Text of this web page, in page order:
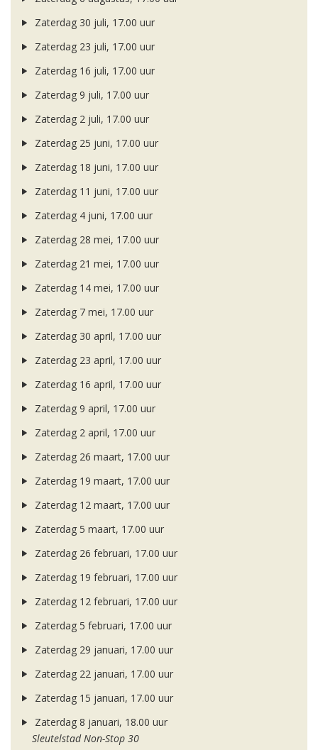
Zaterdag 30 juli, 17.00 uur
Zaterdag 23 juli, 17.00 uur
Zaterdag 16 juli, 17.00 uur
Zaterdag 9 juli, 17.00 uur
Zaterdag 2 juli, 17.00 uur
Zaterdag 25 juni, 17.00 uur
Zaterdag 18 juni, 17.00 uur
Zaterdag 11 juni, 17.00 uur
Zaterdag 4 juni, 17.00 uur
Zaterdag 28 mei, 17.00 uur
Zaterdag 21 mei, 17.00 uur
Zaterdag 14 mei, 17.00 uur
Zaterdag 7 mei, 17.00 uur
Zaterdag 30 april, 17.00 uur
Zaterdag 23 april, 17.00 uur
Zaterdag 16 april, 17.00 uur
Zaterdag 9 april, 17.00 uur
Zaterdag 2 april, 17.00 uur
Zaterdag 26 maart, 17.00 uur
Zaterdag 19 maart, 17.00 uur
Zaterdag 12 maart, 17.00 uur
Zaterdag 5 maart, 17.00 uur
Zaterdag 26 februari, 17.00 uur
Zaterdag 19 februari, 17.00 uur
Zaterdag 12 februari, 17.00 uur
Zaterdag 5 februari, 17.00 uur
Zaterdag 29 januari, 17.00 uur
Zaterdag 22 januari, 17.00 uur
Zaterdag 15 januari, 17.00 uur
Zaterdag 8 januari, 18.00 uur
Sleutelstad Non-Stop 30